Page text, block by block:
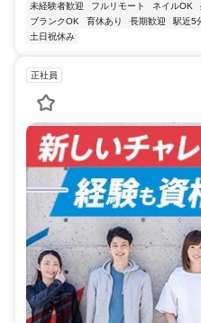
未経験者歓迎
フルリモート ネイルOK
ブランクOK
育休あり 長期歓迎 駅近5
土日祝休み
正社員